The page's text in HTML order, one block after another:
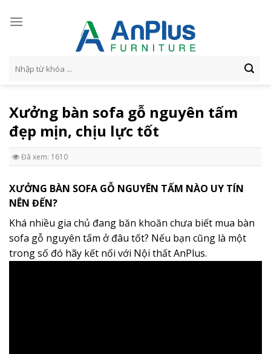
kiếm:
Xưởng bàn sofa gỗ nguyên tấm
đẹp mịn, chịu lực tốt
Đã xem: 1610
XƯỞNG BÀN SOFA GỖ NGUYÊN TẤM NÀO UY TÍN
NÊN ĐẾN?
Khá nhiều gia chủ đang băn khoăn chưa biết mua bàn
sofa gỗ nguyên tấm ở đâu tốt? Nếu bạn cũng là một
trong số đó hãy kết nối với Nội thất AnPlus.